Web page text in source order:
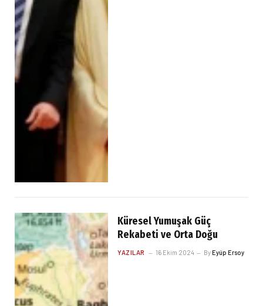
Küresel Yumuşak Güç
Rekabeti ve Orta Doğu
YAZILAR 16 Ekim 2024 ByEyüp Ersoy